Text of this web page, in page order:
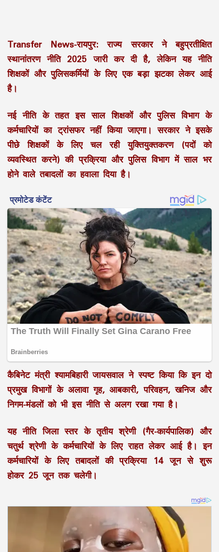
Transfer News-रायपुर: राज्य सरकार ने बहुप्रतीक्षित
स्थानांतरण नीति 2025 जारी कर दी है, लेकिन यह नीति
शिक्षकों और पुलिसकर्मियों के लिए एक बड़ा झटका लेकर आई
है।
नई नीति के तहत इस साल शिक्षकों और पुलिस विभाग के
कर्मचारियों का ट्रांसफर नहीं किया जाएगा। सरकार ने इसके
पीछे शिक्षकों के लिए चल रही युक्तियुक्तकरण (पदों को
व्यवस्थित करने) की प्रक्रिया और पुलिस विभाग में साल भर
होने वाले तबादलों का हवाला दिया है।
कैबिनेट मंत्री श्यामबिहारी जायसवाल ने स्पष्ट किया कि इन दो
प्रमुख विभागों के अलावा गृह, आबकारी, परिवहन, खनिज और
निगम-मंडलों को भी इस नीति से अलग रखा गया है।
यह नीति जिला स्तर केतृतीय श्रेणी (गैर-कार्यपालिक) और
चतुर्थ श्रेणीके कर्मचारियों के लिए राहत लेकर आई है। इन
कर्मचारियों के लिए तबादलों की प्रक्रिया 14 जून से शुरू
होकर 25 जून तक चलेगी।